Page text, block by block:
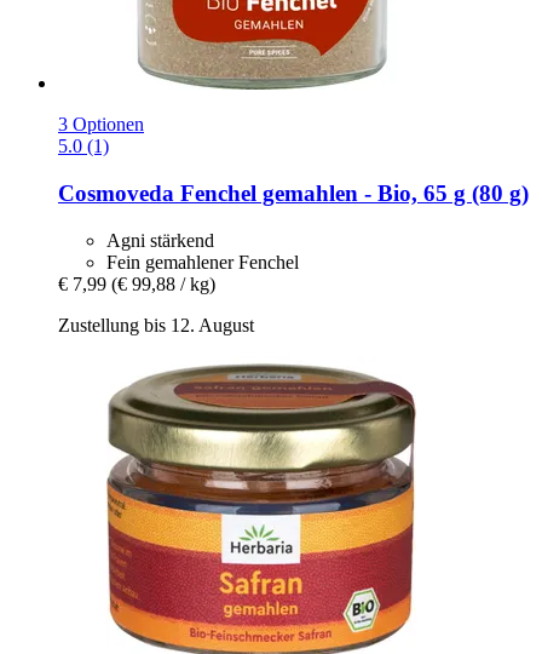
3 Optionen
5.0 (1)
Cosmoveda Fenchel gemahlen -​ Bio, 65 g (80 g)
Agni stärkend
Fein gemahlener Fenchel
€ 7,99 (€ 99,88 / kg)
Zustellung bis 12. August